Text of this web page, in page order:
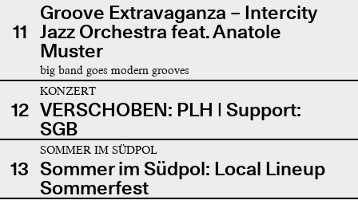
11
Groove Extravaganza – Intercity
Jazz Orchestra feat. Anatole
Muster
big band goes modern grooves
12
KONZERT
VERSCHOBEN: PLH | Support:
SGB
13
SOMMER IM SÜDPOL
Sommer im Südpol: Local Lineup
Sommerfest